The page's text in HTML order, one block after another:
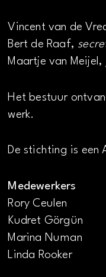
Vincent van de
Bert de Raaf,
Maartje van Meijel,
Het bestuur
werk.
De stichting is een
Medewerkers
Rory Ceulen
Kudret Görgün
Marina Numan
Linda Rooker